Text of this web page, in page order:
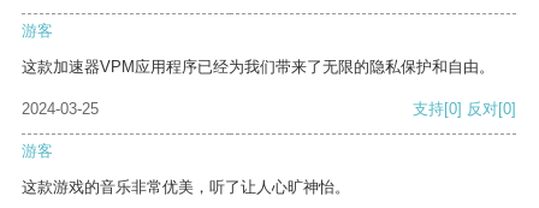
游客
这款加速器VPM应用程序已经为我们带来了无限的隐私保护和自由。
2024-03-25 支持[0] 反对[0]
游客
这款游戏的音乐非常优美，听了让人心旷神怡。